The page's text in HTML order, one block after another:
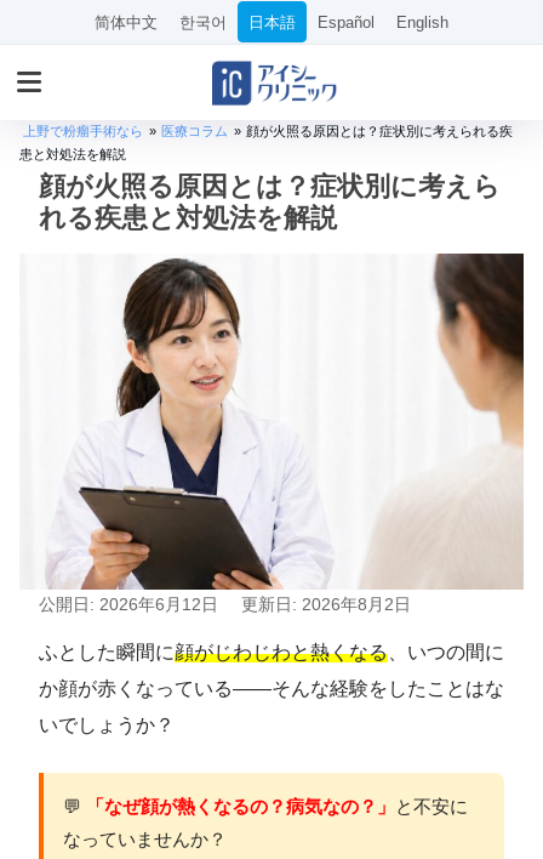
简体中文 한국어 日本語 Español English
上野で粉瘤手術なら » 医療コラム » 顔が火照る原因とは？症状別に考えられる疾
患と対処法を解説
顔が火照る原因とは？症状別に考えら
れる疾患と対処法を解説
公開日: 2026年6月12日 更新日: 2026年8月2日
ふとした瞬間に顔がじわじわと熱くなる 、いつの間に
か顔が赤くなっている――そんな経験をしたことはな
いでしょうか？
💬 「なぜ顔が熱くなるの？病気なの？」 と不安に
なっていませんか？